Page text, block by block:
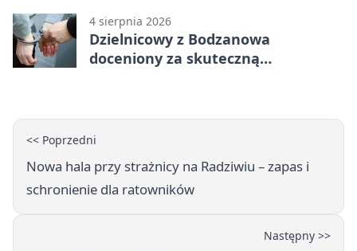
4 sierpnia 2026
Dzielnicowy z Bodzanowa
doceniony za skuteczną
<< Poprzedni
Nowa hala przy strażnicy na Radziwiu – zapas i
schronienie dla ratowników
Następny >>